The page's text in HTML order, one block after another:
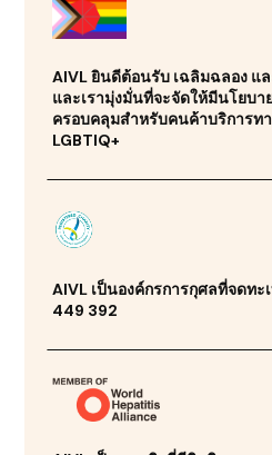
AIVL ยินดีต้อนรับ เฉลิมฉลอง แ
และเรามุ่งมั่นที่จะจัดให้มีนโยบ
ครอบคลุมสำหรับคนค้าบริการท
LGBTIQ+
AIVL เป็นองค์กรการกุศลที่จดท
449 392